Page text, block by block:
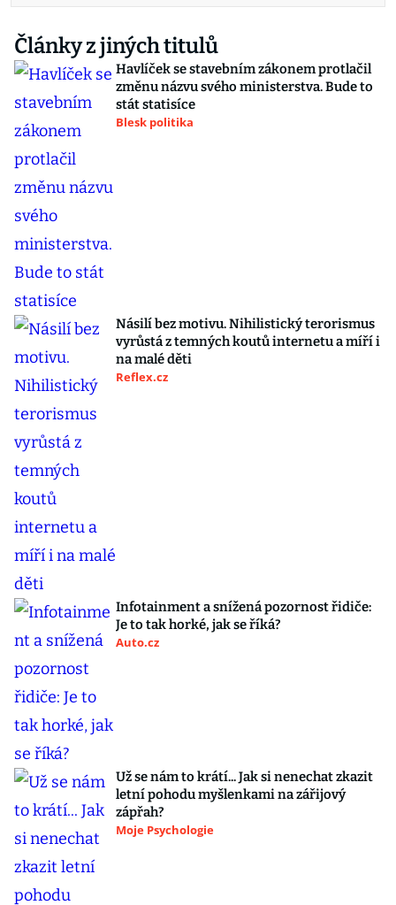
Články z jiných titulů
Havlíček se stavebním zákonem protlačil
změnu názvu svého ministerstva. Bude to
stát statisíce
Blesk politika
Násilí bez motivu. Nihilistický terorismus
vyrůstá z temných koutů internetu a míří i
na malé děti
Reflex.cz
Infotainment a snížená pozornost řidiče:
Je to tak horké, jak se říká?
Auto.cz
Už se nám to krátí... Jak si nenechat zkazit
letní pohodu myšlenkami na zářijový
zápřah?
Moje Psychologie